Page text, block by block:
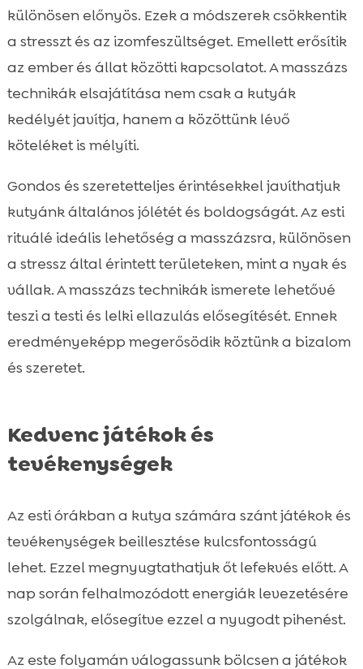
különösen előnyös. Ezek a módszerek csökkentik
a stresszt és az izomfeszültséget. Emellett erősítik
az ember és állat közötti kapcsolatot. A masszázs
technikák elsajátítása nem csak a kutyák
kedélyét javítja, hanem a közöttünk lévő
köteléket is mélyíti.
Gondos és szeretetteljes érintésekkel javíthatjuk
kutyánk általános jólétét és boldogságát. Az esti
rituálé ideális lehetőség a masszázsra, különösen
a stressz által érintett területeken, mint a nyak és
vállak. A masszázs technikák ismerete lehetővé
teszi a testi és lelki ellazulás elősegítését. Ennek
eredményeképp megerősödik köztünk a bizalom
és szeretet.
Kedvenc játékok és
tevékenységek
Az esti órákban a kutya számára szánt játékok és
tevékenységek beillesztése kulcsfontosságú
lehet. Ezzel megnyugtathatjuk őt lefekvés előtt. A
nap során felhalmozódott energiák levezetésére
szolgálnak, elősegítve ezzel a nyugodt pihenést.
Az este folyamán válogassunk bölcsen a játékok